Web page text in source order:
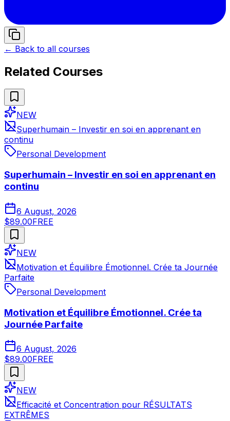
← Back to all courses
Related Courses
NEW
Superhumain – Investir en soi en apprenant en
continu
Personal Development
Superhumain – Investir en soi en apprenant en
continu
6 August, 2026
$89.00FREE
NEW
Motivation et Équilibre Émotionnel. Crée ta Journée
Parfaite
Personal Development
Motivation et Équilibre Émotionnel. Crée ta
Journée Parfaite
6 August, 2026
$89.00FREE
NEW
Efficacité et Concentration pour RÉSULTATS
EXTRÊMES